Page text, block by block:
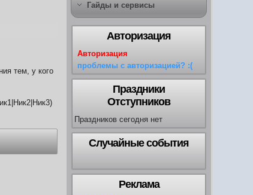
тем, у кого
Гайды и сервисы
Авторизация
Авторизация
проблемы с авторизацией? :(
Праздники
Отступников
Праздников сегодня нет
Случайные события
Реклама